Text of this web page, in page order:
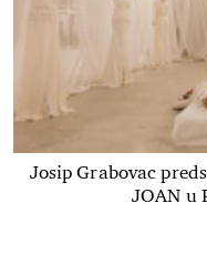
Josip Grabovac
JOAN u